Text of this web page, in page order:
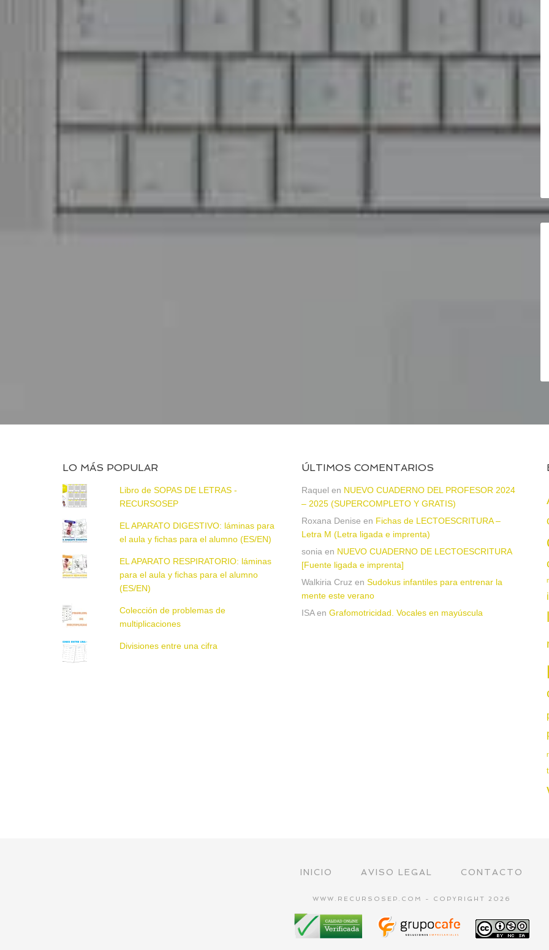
LO MÁS POPULAR
Libro de SOPAS DE LETRAS -
RECURSOSEP
EL APARATO DIGESTIVO: láminas para
el aula y fichas para el alumno (ES/EN)
EL APARATO RESPIRATORIO: láminas
para el aula y fichas para el alumno
(ES/EN)
Colección de problemas de
multiplicaciones
Divisiones entre una cifra
ÚLTIMOS COMENTARIOS
Raquel en NUEVO CUADERNO DEL PROFESOR 2024
– 2025 (SUPERCOMPLETO Y GRATIS)
Roxana Denise en Fichas de LECTOESCRITURA –
Letra M (Letra ligada e imprenta)
sonia en NUEVO CUADERNO DE LECTOESCRITURA
[Fuente ligada e imprenta]
Walkiria Cruz en Sudokus infantiles para entrenar la
mente este verano
ISAen Grafomotricidad. Vocales en mayúscula
INICIO AVISO LEGAL CONTACTO
WWW.RECURSOSEP.COM - COPYRIGHT 2026